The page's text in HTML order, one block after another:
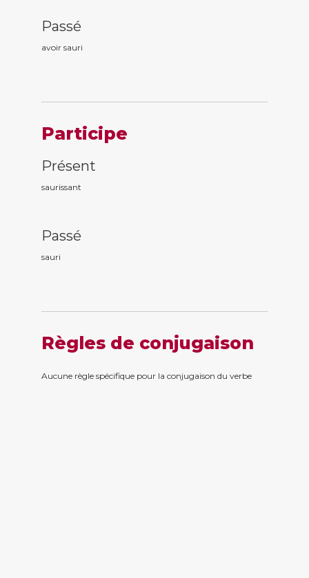
Passé
avoir sauri
Participe
Présent
saurissant
Passé
sauri
Règles de conjugaison
Aucune règle spécifique pour la conjugaison du verbe